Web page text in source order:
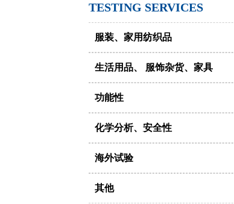
TESTING SERVICES
服装、家用纺织品
生活用品、 服饰杂货、家具
功能性
化学分析、安全性
海外试验
其他